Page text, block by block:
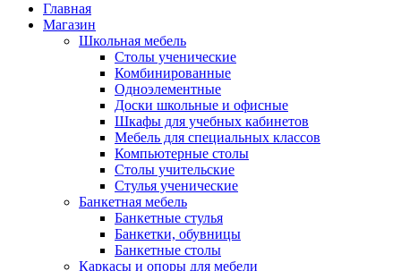
Главная
Магазин
Школьная мебель
Столы ученические
Комбинированные
Одноэлементные
Доски школьные и офисные
Шкафы для учебных кабинетов
Мебель для специальных классов
Компьютерные столы
Столы учительские
Стулья ученические
Банкетная мебель
Банкетные стулья
Банкетки, обувницы
Банкетные столы
Каркасы и опоры для мебели